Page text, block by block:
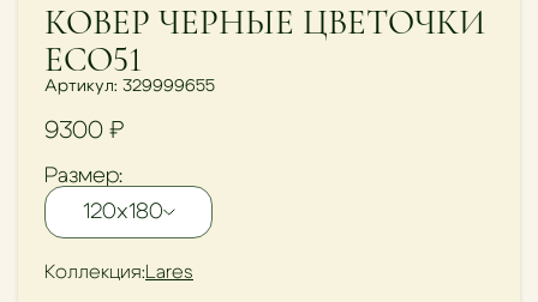
КОВЕР ЧЕРНЫЕ ЦВЕТОЧКИ
ECO51
Артикул: 329999655
9300 ₽
Размер:
120х180
Коллекция: Lares